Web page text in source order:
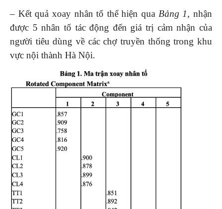
– Kết quả xoay nhân tố thể hiện qua Bảng 1, nhận
được 5 nhân tố tác động đến giá trị cảm nhận của
người tiêu dùng về các chợ truyền thống trong khu
vực nội thành Hà Nội.